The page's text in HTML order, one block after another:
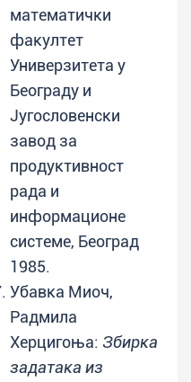
математички
факултет
Универзитета у
Београду и
Југословенски
завод за
продуктивност
рада и
информационе
системе, Београд
1985.
Убавка Миоч,
Радмила
Херцигоња: Збирка
задатака из